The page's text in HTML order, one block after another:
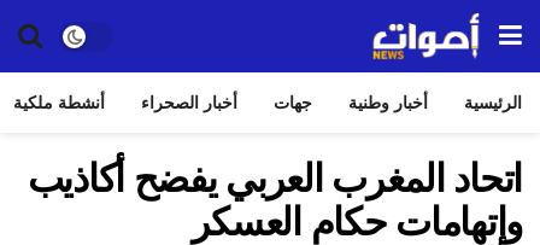
الرئيسية أخبار وطنية جهات أخبار الصحراء أنشطة ملكية
اتحاد المغرب العربي يفضح أكاذيب
وإتهامات حكام العسكر